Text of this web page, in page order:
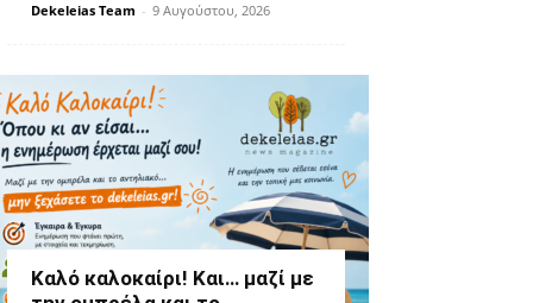
Dekeleias Team - 9 Αυγούστου, 2026
Καλό καλοκαίρι! Και… μαζί με